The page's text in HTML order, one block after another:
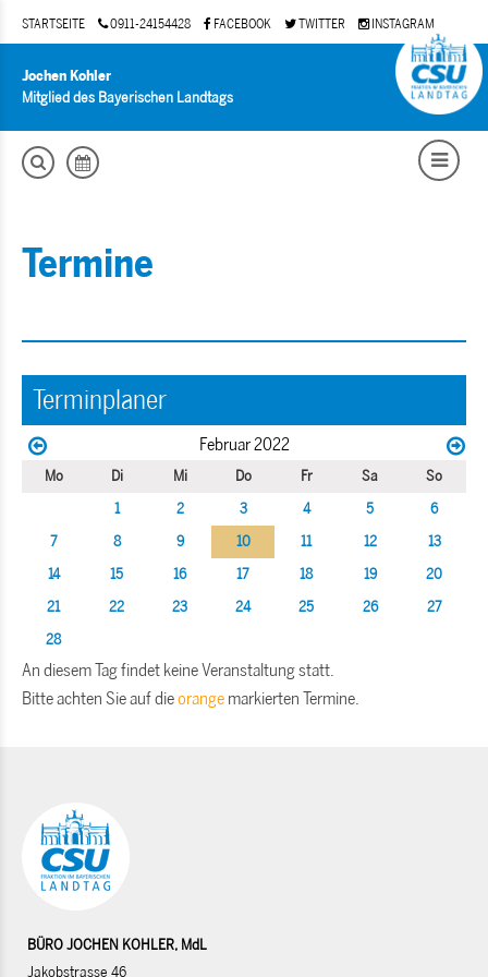
STARTSEITE 0911-24154428 FACEBOOK TWITTER INSTAGRAM
Jochen Kohler
Mitglied des Bayerischen Landtags
Termine
Terminplaner
Februar 2022
Mo Di Mi Do Fr Sa
So
1
2 3 4 5
6
7
8 9 10 11 12
13
14
15 16 17 18 19
20
21
22 23 24 25 26
27
28
An diesem Tag findet keine Veranstaltung statt.
Bitte achten Sie auf dieorange markierten Termine.
BÜRO JOCHEN KOHLER, MdL
Jakobstrasse 46